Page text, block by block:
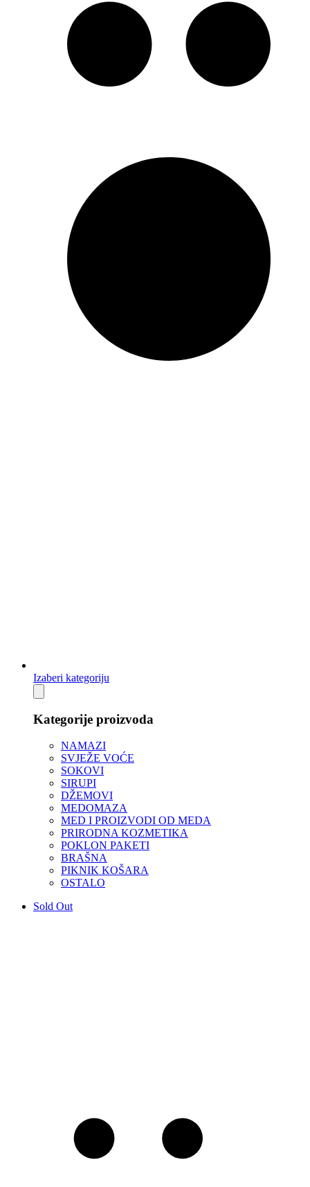
Izaberi kategoriju
Kategorije proizvoda
NAMAZI
SVJEŽE VOĆE
SOKOVI
SIRUPI
DŽEMOVI
MEDOMAZA
MED I PROIZVODI OD MEDA
PRIRODNA KOZMETIKA
POKLON PAKETI
BRAŠNA
PIKNIK KOŠARA
OSTALO
Sold Out